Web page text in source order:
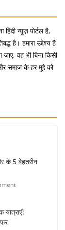
न्यूज़ पोर्टल है,
है। हमारा उद्देश्य है
वह भी बिना किसी
समाज के हर मुद्दे को
के 5 बेहतरीन